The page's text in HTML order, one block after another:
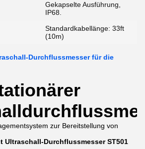
Gekapselte Ausführung,
IP68.
Standardkabellänge: 33ft
(10m)
Durchflussmesser für die
zur Bereitstellung von
Ultraschall-Durchflussmesser ST501